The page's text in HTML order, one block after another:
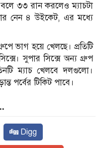
৩৩ রান করলেও ম্যাচটা
নেন ৪ উইকেট, এর মধ্যে
ভাগ হয়ে খেলছে। প্রতিটি
সুপার সিক্সে অন্য গ্রুপ
ম্যাচ খেলবে দলগুলো।
পর্বের টিকিট পাবে।
Digg